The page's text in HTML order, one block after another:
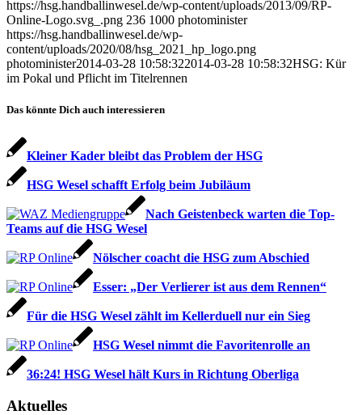
https://hsg.handballinwesel.de/wp-content/uploads/2013/09/RP-
Online-Logo.svg_.png 236 1000 photominister
https://hsg.handballinwesel.de/wp-
content/uploads/2020/08/hsg_2021_hp_logo.png
photominister2014-03-28 10:58:322014-03-28 10:58:32HSG: Kür
im Pokal und Pflicht im Titelrennen
Das könnte Dich auch interessieren
Kleiner Kader bleibt das Problem der HSG
HSG Wesel schafft Erfolg beim Jubiläum
Nach Geistenbeck warten die Top-
Teams auf die HSG Wesel
Nölscher coacht die HSG zum Abschied
Esser: „Der Verlierer ist aus dem Rennen“
Für die HSG Wesel zählt im Kellerduell nur ein Sieg
HSG Wesel nimmt die Favoritenrolle an
36:24! HSG Wesel hält Kurs in Richtung Oberliga
Aktuelles